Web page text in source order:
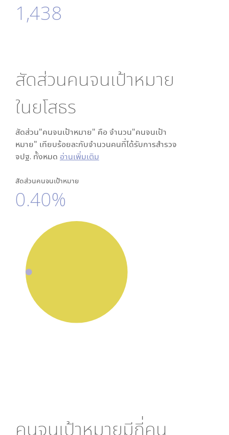
1,438
สัดส่วนคนจนเป้าหมาย
ในยโสธร
สัดส่วน"คนจนเป้าหมาย" คือ จำนวน"คนจนเป้า
หมาย" เทียบร้อยละกับจำนวนคนที่ได้รับการสำรวจ
จปฐ. ทั้งหมด อ่านเพิ่มเติม
สัดส่วนคนจนเป้าหมาย
0.40%
คนจนเป้าหมายมีกี่คน